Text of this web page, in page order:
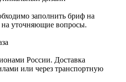
заполнить бриф на
на уточняющие вопросы.
России. Доставка
или через транспортную